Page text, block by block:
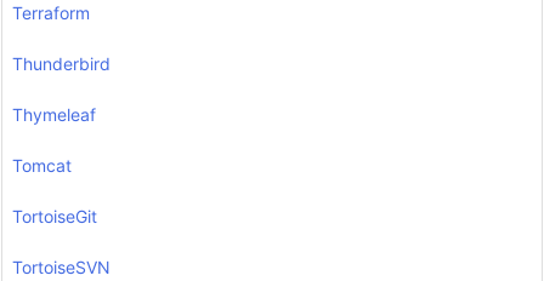
Terraform
Thunderbird
Thymeleaf
Tomcat
TortoiseGit
TortoiseSVN